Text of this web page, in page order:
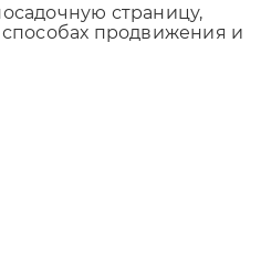
страницу,
продвижения и